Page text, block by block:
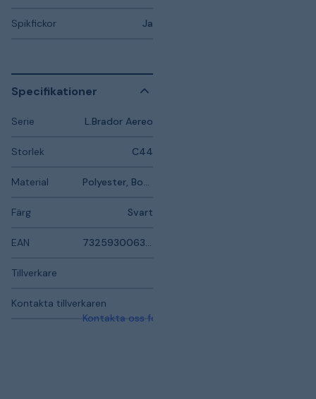
Spikfickor Ja
Specifikationer
Serie L.Brador Aereo
Storlek C44
Material Polyester, Bomull, Elastan, Polyamid
Färg Svart
EAN 7325930063370
Tillverkare
Kontakta tillverkaren
Kontakta oss för mer information